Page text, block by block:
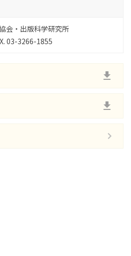
会・出版科学研究所
03-3266-1855